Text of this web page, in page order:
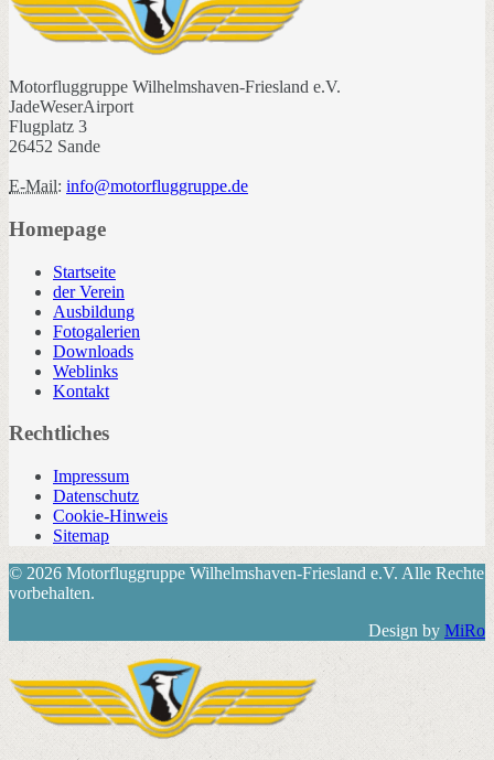
Motorfluggruppe Wilhelmshaven-Friesland e.V.
JadeWeserAirport
Flugplatz 3
26452 Sande
E-Mail: info@motorfluggruppe.de
Homepage
Startseite
der Verein
Ausbildung
Fotogalerien
Downloads
Weblinks
Kontakt
Rechtliches
Impressum
Datenschutz
Cookie-Hinweis
Sitemap
© 2026 Motorfluggruppe Wilhelmshaven-Friesland e.V. Alle Rechte
vorbehalten.
Design by MiRo